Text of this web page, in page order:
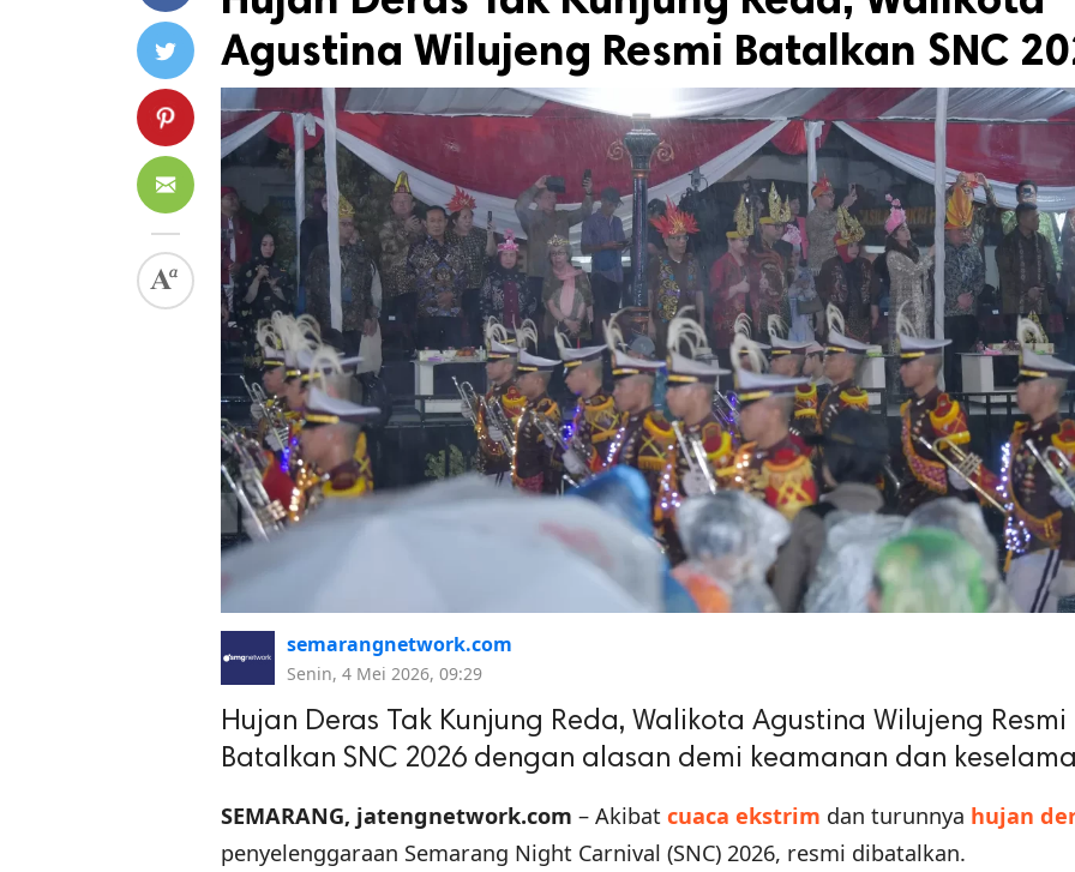
Agustina Wilujeng Resmi Batalkan SNC
semarangnetwork.com
Senin, 4 Mei 2026, 09:29
Hujan Deras Tak Kunjung Reda, Walikota Agustina Wilujeng Resmi
Batalkan SNC 2026 dengan alasan demi keamanan dan
SEMARANG, jatengnetwork.com – Akibat cuaca ekstrim dan turunnya hujan
penyelenggaraan Semarang Night Carnival (SNC) 2026, resmi dibatalkan.